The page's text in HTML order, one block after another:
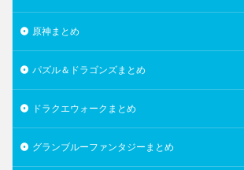
原神まとめ
パズル＆ドラゴンズまとめ
ドラクエウォークまとめ
グランブルーファンタジーまとめ